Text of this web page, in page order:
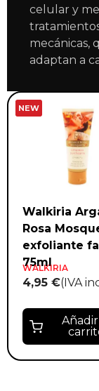
celular y
mecánicas,
adaptan a
NEW
Walkiria
Rosa
exfoliante
75ml
WALKIRIA
4,95 €(IVA
Añadir